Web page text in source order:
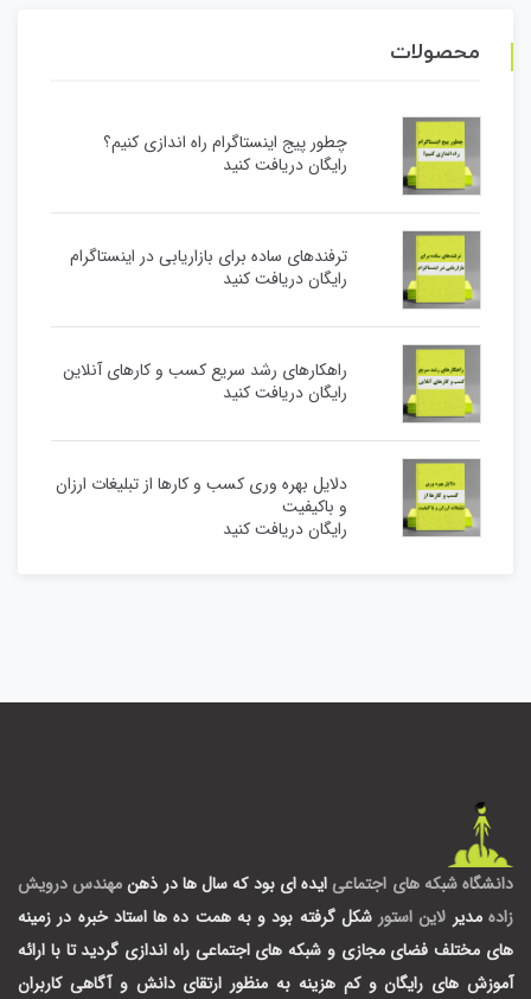
محصولات
چطور پیج اینستاگرام راه اندازی کنیم؟
رایگان دریافت کنید
ترفندهای ساده برای بازاریابی در اینستاگرام
رایگان دریافت کنید
راهکارهای رشد سریع کسب و کارهای آنلاین
رایگان دریافت کنید
دلایل بهره وری کسب و کارها از تبلیغات ارزان
و باکیفیت
رایگان دریافت کنید
دانشگاه شبکه های اجتماعی ایده ای بود که سال ها در ذهنمهندس درویش
زاده مدیر لاین استور شکل گرفته بود و به همت ده ها استاد خبره در زمینه
های مختلف فضای مجازی و شبکه های اجتماعی راه اندازی گردید تا با ارائه
آموزش های رایگان و کم هزینه به منظور ارتقای دانش و آگاهی کاربران